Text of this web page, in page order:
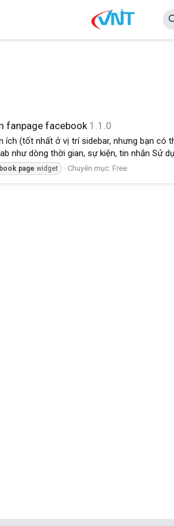
fanpage facebook 1.1.0
ích (tốt nhất ở vị trí sidebar, nhưng bạn
như dòng thời gian, sự kiện, tin nhắn Sử
page widget Chuyên mục: Free